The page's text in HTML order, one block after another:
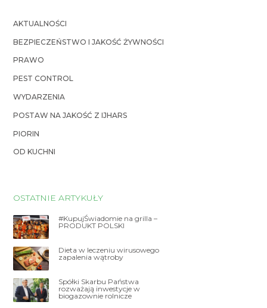
AKTUALNOŚCI
BEZPIECZEŃSTWO I JAKOŚĆ ŻYWNOŚCI
PRAWO
PEST CONTROL
WYDARZENIA
POSTAW NA JAKOŚĆ Z IJHARS
PIORIN
OD KUCHNI
OSTATNIE ARTYKUŁY
#KupujŚwiadomie na grilla –
PRODUKT POLSKI
Dieta w leczeniu wirusowego
zapalenia wątroby
Spółki Skarbu Państwa
rozważają inwestycje w
biogazownie rolnicze